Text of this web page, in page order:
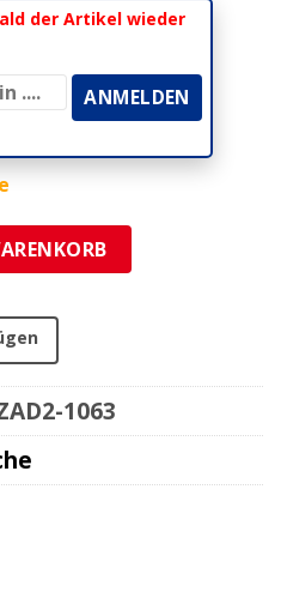
der Artikel wieder
RIGID L56 D18 H32 27L mit
1063